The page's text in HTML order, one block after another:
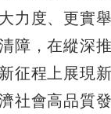
力度、更實
障，在縱深
征程上展現
社會高品質